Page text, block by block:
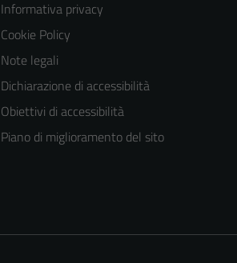
Informativa privacy
Cookie Policy
Note legali
Dichiarazione di accessibilità
Obiettivi di accessibilità
Piano di miglioramento del sito
Tecnici
Questi cookie